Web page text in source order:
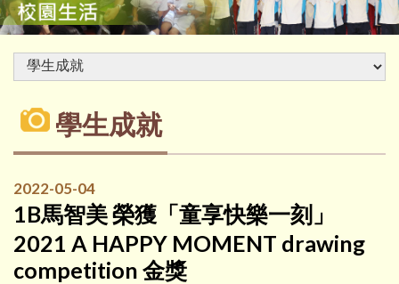
學生成就
2022-05-04
1B馬智美 榮獲「童享快樂一刻」
2021 A HAPPY MOMENT drawing
competition 金獎